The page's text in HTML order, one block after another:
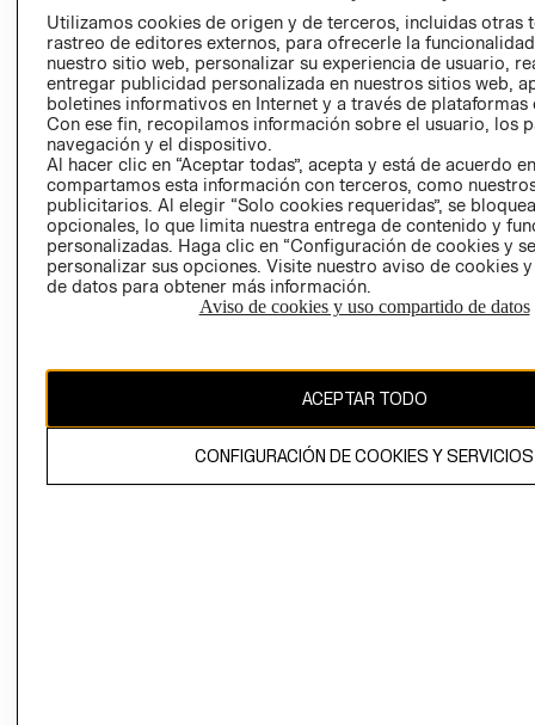
PROGRAMA DE
TRANSPARENCIA
Y ÉTICA (INGLÉS)
DE INDUSTRIA Y
COMERCIO - SIC
PETICIONES
QUEJAS Y
El contenido de esta página web está protegido por copyright y es
propiedad de H&M Hennes & Mauritz AB.
Utilizamos cookies de origen y de terceros, incluidas otras
rastreo de editores externos, para ofrecerle la
nuestro sitio web, personalizar su experiencia de usuario,
entregar publicidad personalizada en nuestros sitios web,
boletines informativos en Internet y a través de plataformas
Con ese fin, recopilamos información sobre el usuario, los
navegación y el dispositivo.
Al hacer clic en “Aceptar todas”, acepta y está de acuerdo
compartamos esta información con terceros, como
publicitarios. Al elegir “Solo cookies requeridas”, se
opcionales, lo que limita nuestra entrega de contenido y
personalizadas. Haga clic en “Configuración de cookies y
personalizar sus opciones. Visite nuestro aviso de cookies
de datos para obtener más información.
Aviso de cookies y uso compartido de datos
ACEPTAR TODO
CONFIGURACIÓN DE COOKIES Y SERVICIOS